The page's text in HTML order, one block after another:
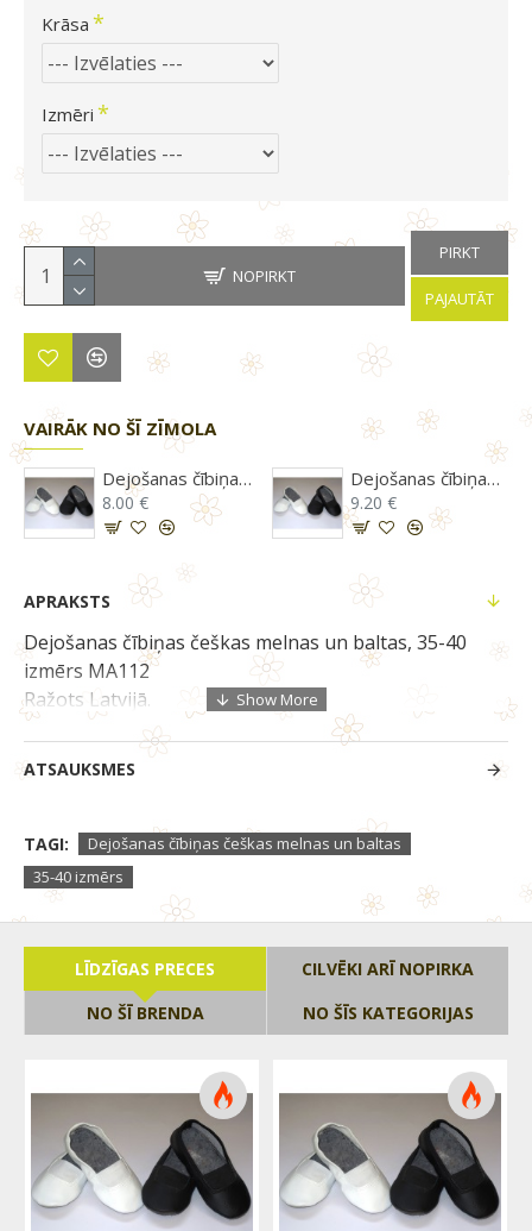
Krāsa
Izmēri
NOPIRKT
PIRKT
PAJAUTĀT
VAIRĀK NO ŠĪ ZĪMOLA
Dejošanas čībiņas češkas melnas un baltas, 30-34,5 izmērs
8.00 €
Dejošanas čībiņas češkas melnas un baltas, 41-45 izmērs
9.20 €
APRAKSTS
Dejošanas čībiņas češkas melnas un baltas, 35-40
izmērs MA112
Ražots Latvijā.
Izmēru tabula:
36 - 23,5cm
37 - 24cm
39 - 25,5cm
40 - 26cm
Akcijas cena attiecas tikai uz pasūtījumiem ineterneta
vietnē
ATSAUKSMES
TAGI:
Dejošanas čībiņas češkas melnas un baltas
35-40 izmērs
LĪDZĪGAS PRECES
CILVĒKI ARĪ NOPIRKA
NO ŠĪ BRENDA
NO ŠĪS KATEGORIJAS